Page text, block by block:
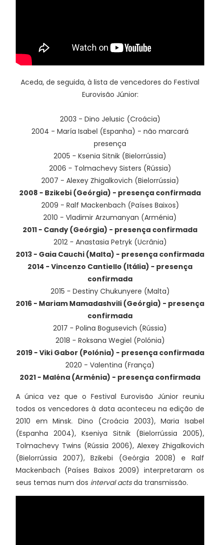
Aceda, de seguida, à lista de vencedores do Festival
Eurovisão Júnior:
2003 - Dino Jelusic (Croácia)
2004 - María Isabel (Espanha) - não marcará
presença
2005 - Ksenia Sitnik (Bielorrússia)
2006 - Tolmachevy Sisters (Rússia)
2007 - Alexey Zhigalkovich (Bielorrússia)
2008 - Bzikebi (Geórgia) - presença confirmada
2009 - Ralf Mackenbach (Países Baixos)
2010 - Vladimir Arzumanyan (Arménia)
2011 - Candy (Geórgia) - presença confirmada
2012 - Anastasia Petryk (Ucrânia)
2013 - Gaia Cauchi (Malta) - presença confirmada
2014 - Vincenzo Cantiello (Itália) - presença
confirmada
2015 - Destiny Chukunyere (Malta)
2016 - Mariam Mamadashvili (Geórgia) - presença
confirmada
2017 - Polina Bogusevich (Rússia)
2018 - Roksana Wegiel (Polónia)
2019 - Viki Gabor (Polónia) - presença confirmada
2020 - Valentina (França)
2021 - Maléna (Arménia) - presença confirmada
A única vez que o Festival Eurovisão Júnior reuniu
todos os vencedores à data aconteceu na edição de
2010 em Minsk. Dino (Croácia 2003), Maria Isabel
(Espanha 2004), Kseniya Sitnik (Bielorrússia 2005),
Tolmachevy Twins (Rússia 2006), Alexey Zhigalkovich
(Bielorrússia 2007), Bzikebi (Geórgia 2008) e Ralf
Mackenbach (Países Baixos 2009) interpretaram os
seus temas num dos interval actsda transmissão.